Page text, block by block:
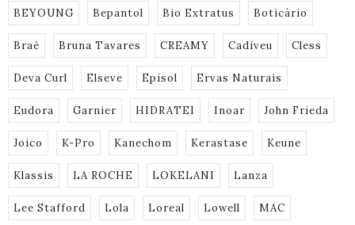
BEYOUNG Bepantol Bio Extratus Boticário
Braé Bruna Tavares CREAMY Cadiveu Cless
Deva Curl Elseve Episol Ervas Naturais
Eudora Garnier HIDRATEI Inoar John Frieda
Joico K-Pro Kanechom Kerastase Keune
Klassis LA ROCHE LOKELANI Lanza
Lee Stafford Lola Loreal Lowell MAC